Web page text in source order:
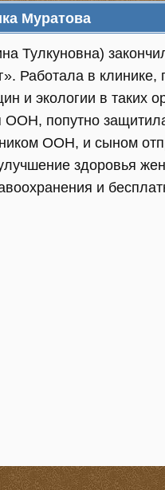
Муратова
Тулкуновна)
Работала в клинике,
и экологии в таких
попутно
ООН, и сыном
здоровья
и